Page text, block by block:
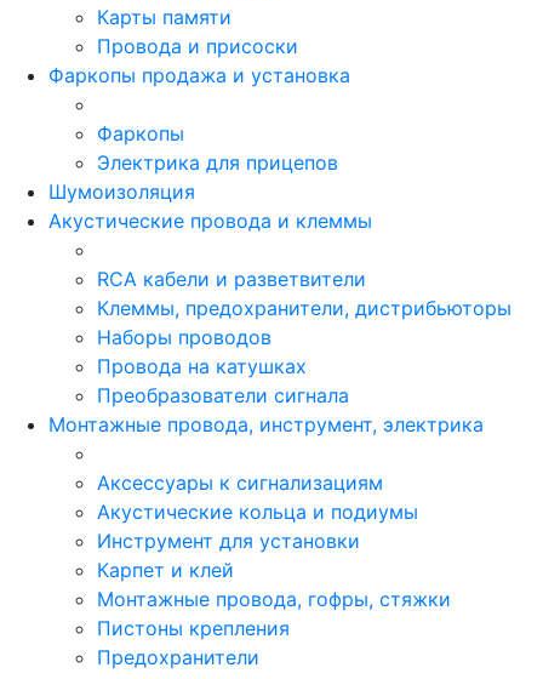
Карты памяти
Провода и присоски
Фаркопы продажа и установка
Фаркопы
Электрика для прицепов
Шумоизоляция
Акустические провода и клеммы
RCA кабели и разветвители
Клеммы, предохранители, дистрибьюторы
Наборы проводов
Провода на катушках
Преобразователи сигнала
Монтажные провода, инструмент, электрика
Аксессуары к сигнализациям
Акустические кольца и подиумы
Инструмент для установки
Карпет и клей
Монтажные провода, гофры, стяжки
Пистоны крепления
Предохранители